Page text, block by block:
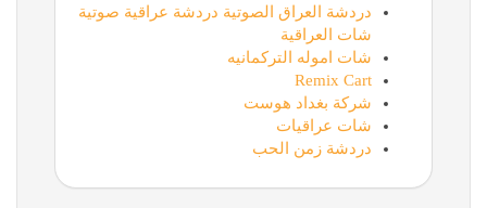
دردشة العراق الصوتية دردشة عراقية صوتية
شات العراقية
شات اموله التركمانيه
Remix Cart
شركة بغداد هوست
شات عراقيات
دردشة زمن الحب